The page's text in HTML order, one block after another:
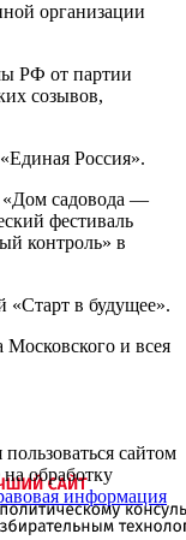
организации
РФ от партии
созывов,
Россия».
«Дом садовода —
фестиваль
контроль» в
«Старт в будущее».
и всея
сайтом
на обработку
информация